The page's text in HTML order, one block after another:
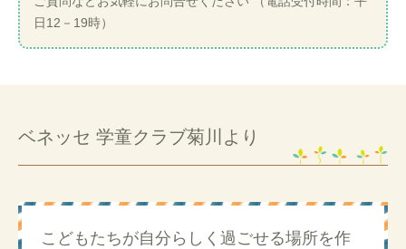
日12－19時）
ベネッセ 学童クラブ菊川より
こどもたちが自分らしく過ごせる場所を作